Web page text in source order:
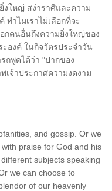
งใหญ่ สง่าราศีและความ
ทำไมเราไม่เลือกที่จะ
กคนอื่นถึงความยิ่งใหญ่ของ
องค์ ในกิจวัตรประจำวัน
ถพูดได้ว่า "ปากของ
เจ้าประกาศความงดงาม
and gossip. Or we
praise for God and his
subjects speaking
we can choose to
of our heavenly